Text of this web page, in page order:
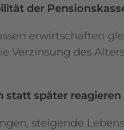
der
erwirtschaften
Verzinsung des
statt später reagieren
steigende